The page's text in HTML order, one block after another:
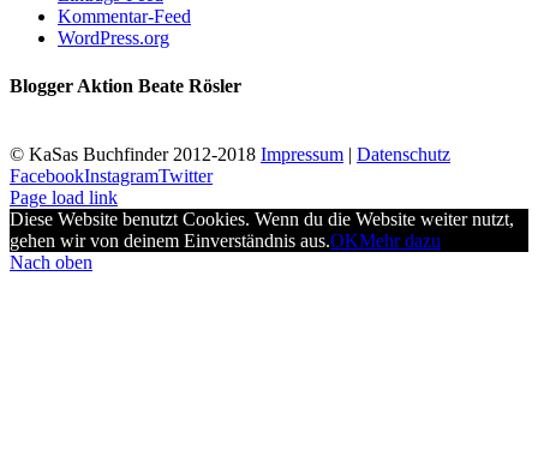
Kommentar-Feed
WordPress.org
Blogger Aktion Beate Rösler
© KaSas Buchfinder 2012-2018 Impressum | Datenschutz
FacebookInstagramTwitter
Page load link
Diese Website benutzt Cookies. Wenn du die Website weiter nutzt,
gehen wir von deinem Einverständnis aus.OKMehr dazu
Nach oben